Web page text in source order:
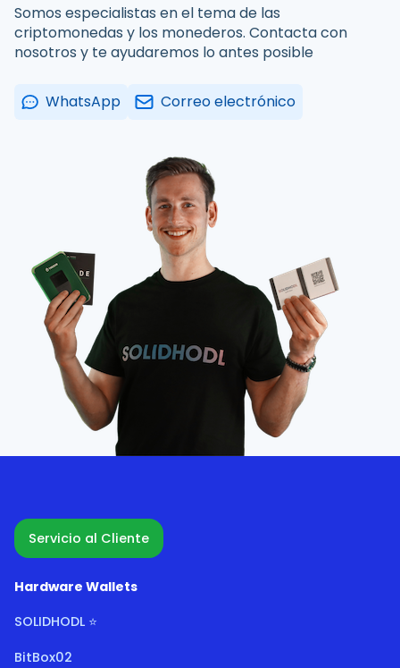
Somos especialistas en el tema de las
criptomonedas y los monederos. Contacta con
nosotros y te ayudaremos lo antes posible
WhatsApp Correo electrónico
Servicio al Cliente
Hardware Wallets
SOLIDHODL ⭐
BitBox02